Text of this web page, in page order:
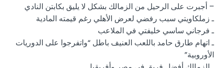
– أجبرت على الرحيل من الزمالك بشكل لا يليق بكابتن النادي
ـ زملكاويتي سبب رفضي لعرض الأهلي رغم قيمته المادية
ـ فرجاني ساسي خليفتي في الملاعب
ـ اتهام طارق حامد باللعب العنيف باطل “واتفرجوا على الدوريات
الأوروبية”